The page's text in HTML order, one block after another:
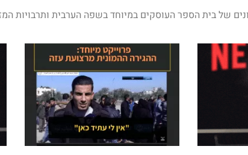
של בית הספר העוסקים במיוחד בשפה הערבית ותרבויות